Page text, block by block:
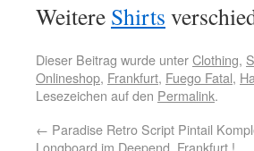
Weitere Shirts
Dieser Beitrag wurde unterClothing,
Onlineshop, Frankfurt, Fuego Fatal,
Lesezeichen auf den Permalink.
← Paradise Retro Script Pintail